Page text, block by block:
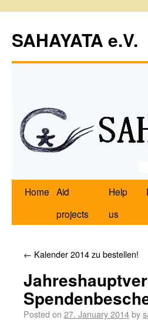
SAHAYATA e.V.
Home Aid
projects
Help
us
← Kalender 2014 zu bestellen!
Posted on 27. January 2014by